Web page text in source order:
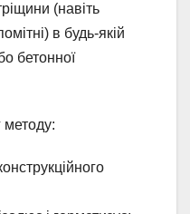
(навіть
в будь-якій
бетонної